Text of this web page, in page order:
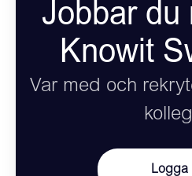
Jobbar du
Knowit
Var med och
Logga